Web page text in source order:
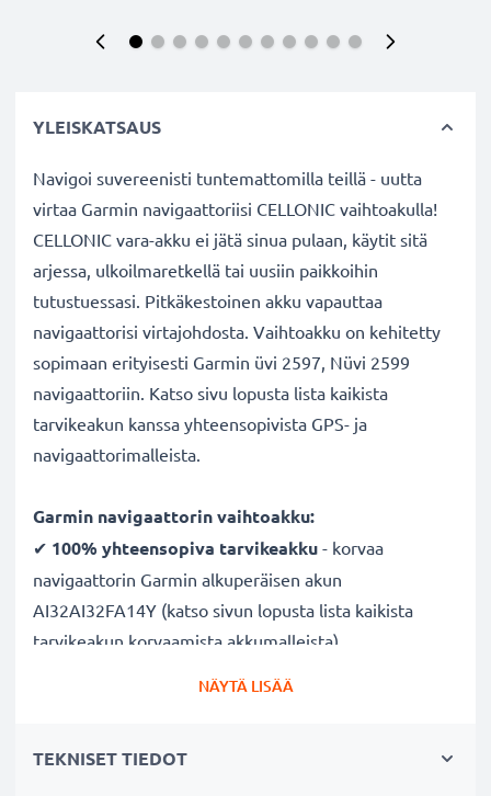
YLEISKATSAUS
Navigoi suvereenisti tuntemattomilla teillä - uutta
virtaa Garmin navigaattoriisi CELLONIC vaihtoakulla!
CELLONIC vara-akku ei jätä sinua pulaan, käytit sitä
arjessa, ulkoilmaretkellä tai uusiin paikkoihin
tutustuessasi. Pitkäkestoinen akku vapauttaa
navigaattorisi virtajohdosta. Vaihtoakku on kehitetty
sopimaan erityisesti Garmin üvi 2597, Nüvi 2599
navigaattoriin. Katso sivu lopusta lista kaikista
tarvikeakun kanssa yhteensopivista GPS- ja
navigaattorimalleista.
Garmin navigaattorin vaihtoakku:
✔ 100% yhteensopiva tarvikeakku - korvaa
navigaattorin Garmin alkuperäisen akun
AI32AI32FA14Y (katso sivun lopusta lista kaikista
tarvikeakun korvaamista akkumalleista)
käyttöaika vapauttaa lataustauoilta
NÄYTÄ LISÄÄ
TEKNISET TIEDOT